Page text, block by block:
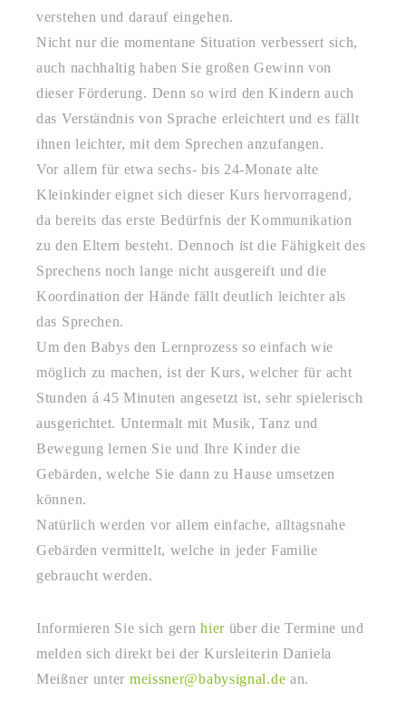
verstehen und darauf eingehen.
Nicht nur die momentane Situation verbessert sich,
auch nachhaltig haben Sie großen Gewinn von
dieser Förderung. Denn so wird den Kindern auch
das Verständnis von Sprache erleichtert und es fällt
ihnen leichter, mit dem Sprechen anzufangen.
Vor allem für etwa sechs- bis 24-Monate alte
Kleinkinder eignet sich dieser Kurs hervorragend,
da bereits das erste Bedürfnis der Kommunikation
zu den Eltern besteht. Dennoch ist die Fähigkeit des
Sprechens noch lange nicht ausgereift und die
Koordination der Hände fällt deutlich leichter als
das Sprechen.
Um den Babys den Lernprozess so einfach wie
möglich zu machen, ist der Kurs, welcher für acht
Stunden á 45 Minuten angesetzt ist, sehr spielerisch
ausgerichtet. Untermalt mit Musik, Tanz und
Bewegung lernen Sie und Ihre Kinder die
Gebärden, welche Sie dann zu Hause umsetzen
können.
Natürlich werden vor allem einfache, alltagsnahe
Gebärden vermittelt, welche in jeder Familie
gebraucht werden.
Informieren Sie sich gernhier über die Termine und
melden sich direkt bei der Kursleiterin Daniela
Meißner unter meissner@babysignal.de an.